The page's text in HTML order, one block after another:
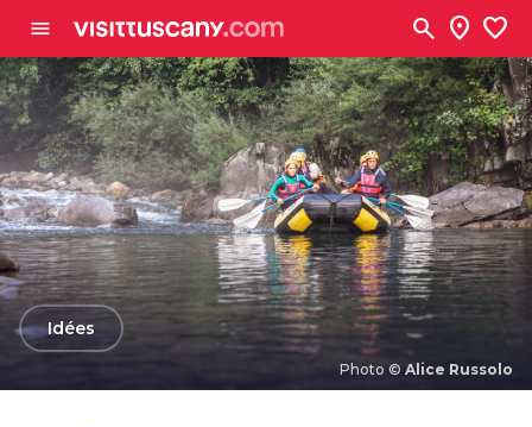
menu search location_on favorite
Photo © Alice Russolo
arrow_backIdées